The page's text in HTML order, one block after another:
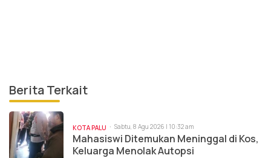
Berita Terkait
KOTA PALU Sabtu, 8 Agu 2026 | 10:32 am
Mahasiswi Ditemukan Meninggal di Kos,
Keluarga Menolak Autopsi